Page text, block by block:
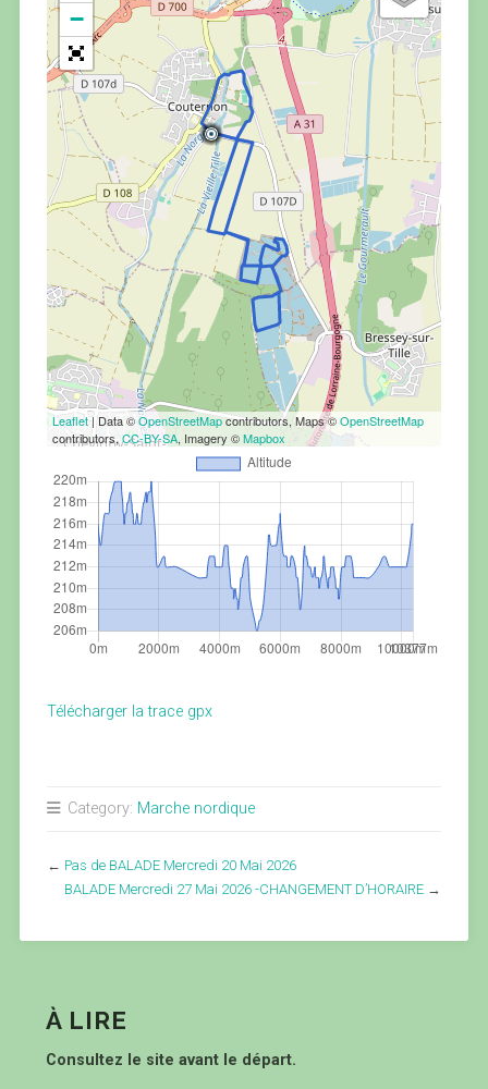
−
Leaflet| Data ©OpenStreetMapcontributors, Maps ©OpenStreetMap
contributors,CC-BY-SA, Imagery ©Mapbox
Télécharger la trace gpx
Category: Marche nordique
← Pas de BALADE Mercredi 20 Mai 2026
BALADE Mercredi 27 Mai 2026 -CHANGEMENT D’HORAIRE →
À LIRE
Consultez le site avant le départ.